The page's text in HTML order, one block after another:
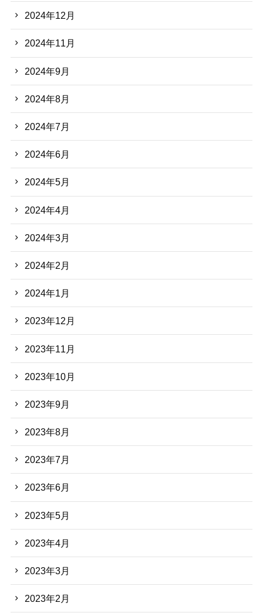
2024年12月
2024年11月
2024年9月
2024年8月
2024年7月
2024年6月
2024年5月
2024年4月
2024年3月
2024年2月
2024年1月
2023年12月
2023年11月
2023年10月
2023年9月
2023年8月
2023年7月
2023年6月
2023年5月
2023年4月
2023年3月
2023年2月